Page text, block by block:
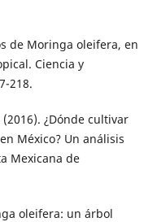
de Moringa oleifera, en
Ciencia y
218.
¿Dónde cultivar
México? Un análisis
Mexicana de
oleifera: un árbol